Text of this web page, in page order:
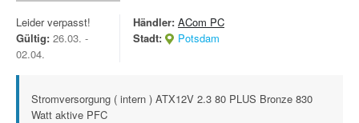
Leider verpasst!
Gültig: 26.03. -
02.04.
Händler: ACom PC
Stadt:
Potsdam
Stromversorgung ( intern ) ATX12V 2.3 80 PLUS Bronze 830
Watt aktive PFC